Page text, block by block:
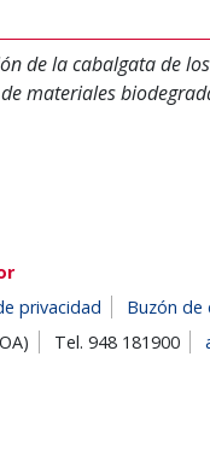
de la cabalgata de
materiales
privacidad
Buzón de
Tel. 948 181900